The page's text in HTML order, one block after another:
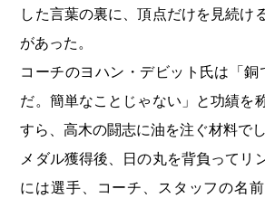
した言葉の裏に、頂点だけを見続け
があった。
コーチのヨハン・デビット氏は「銅
だ。簡単なことじゃない」と功績を
すら、高木の闘志に油を注ぐ材料でし
メダル獲得後、日の丸を背負ってリ
には選手、コーチ、スタッフの名